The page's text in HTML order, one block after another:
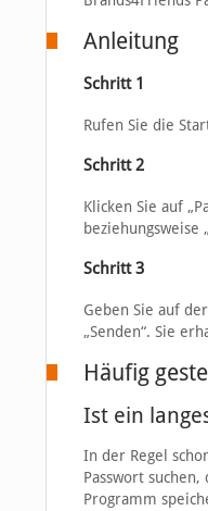
Anleitung
Schritt 1
Rufen Sie die
Schritt 2
Klicken Sie auf
beziehungsweise
Schritt 3
Geben Sie auf
„Senden“. Sie
Häufig
Ist ein
In der Regel
Passwort suchen,
Programm